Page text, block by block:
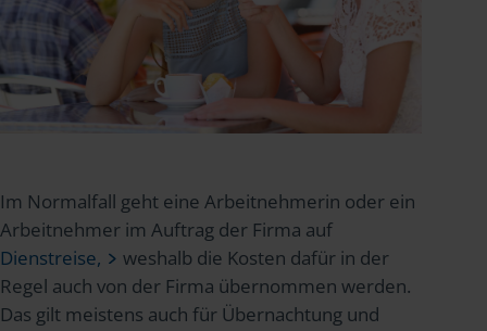
Im Normalfall geht eine Arbeitnehmerin oder ein
Arbeitnehmer im Auftrag der Firma auf
Dienstreise,
weshalb die Kosten dafür in der
Regel auch von der Firma übernommen werden.
Das gilt meistens auch für Übernachtung und